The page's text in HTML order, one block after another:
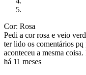
Cor: Rosa
Pedi a cor rosa e veio
ter lido os comentários
aconteceu a mesma
há 11 meses